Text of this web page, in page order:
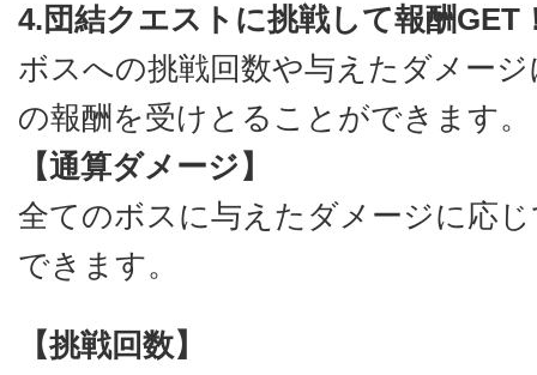
4.団結クエストに挑戦して報酬GET
ボスへの挑戦回数や与えたダメー
の報酬を受けとることができます。
【通算ダメージ】
全てのボスに与えたダメージに応
できます。
【挑戦回数】